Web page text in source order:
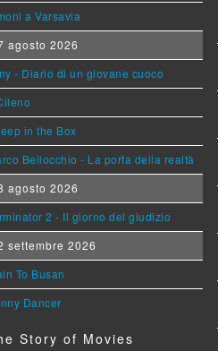
a Varsavia
agosto 2026
- Diario di un giovane cuoco
in the Box
Bellocchio - La porta della realtà
agosto 2026
2 - Il giorno del giudizio
settembre 2026
To Busan
Dancer
Story of Movies